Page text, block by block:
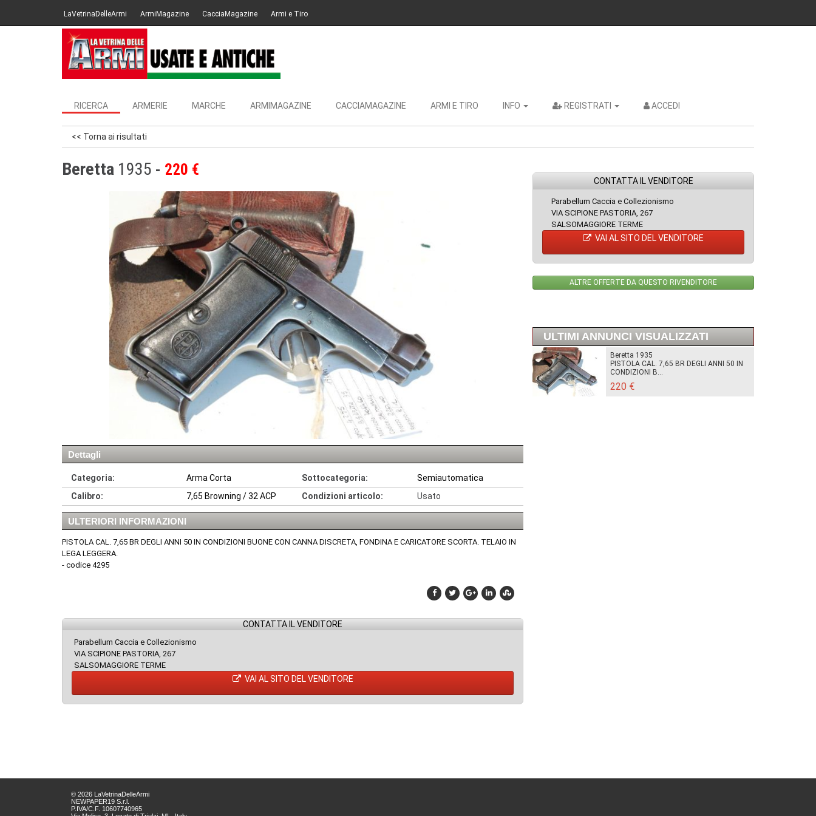
LaVetrinaDelleArmi ArmiMagazine CacciaMagazine Armi e Tiro
RICERCA ARMERIE MARCHE ARMIMAGAZINE CACCIAMAGAZINE ARMI E TIRO INFO REGISTRATI ACCEDI
<< Torna ai risultati
Beretta 1935 220 €
Dettagli
Categoria: Arma Corta Sottocategoria:
Semiautomatica
Calibro:
7,65 Browning / 32 ACP Condizioni articolo: Usato
ULTERIORI INFORMAZIONI
PISTOLA CAL. 7,65 BR DEGLI ANNI 50 IN CONDIZIONI BUONE CON CANNA DISCRETA, FONDINA E CARICATORE SCORTA. TELAIO IN
LEGA LEGGERA.
- codice 4295
CONTATTA IL VENDITORE
Parabellum Caccia e Collezionismo
VIA SCIPIONE PASTORIA, 267
SALSOMAGGIORE TERME
VAI AL SITO DEL VENDITORE
CONTATTA IL VENDITORE
Parabellum Caccia e Collezionismo
VIA SCIPIONE PASTORIA, 267
SALSOMAGGIORE TERME
VAI AL SITO DEL VENDITORE
ALTRE OFFERTE DA QUESTO RIVENDITORE
ULTIMI ANNUNCI VISUALIZZATI
Beretta 1935
PISTOLA CAL. 7,65 BR DEGLI ANNI 50 IN
CONDIZIONI B...
220 €
© 2026 LaVetrinaDelleArmi
NEWPAPER19 S.r.l.
P.IVA/C.F. 10607740965